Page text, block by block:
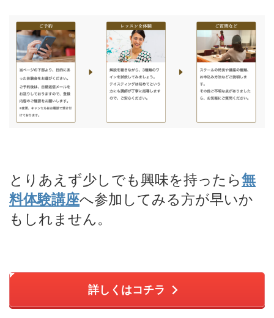
とりあえず少しでも興味を持ったら無
料体験講座へ参加してみる方が早いか
もしれません。
詳しくはコチラ